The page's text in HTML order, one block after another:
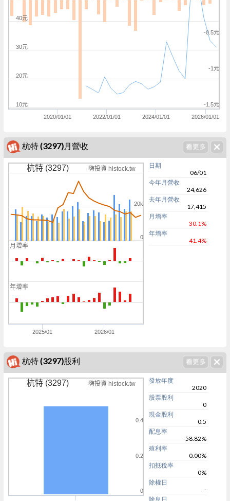
2020/01/01 2022/01/01 2024/01/01 2026/01/01
-1.5元
-1元
-0.5元
10元
20元
30元
40元
杭特 (3297)月營收
月增率
年增率
杭特 (3297) 嗨投資 histock.tw
2025/01 2026/01
0
20k
日期
06/01
今年月營收
24,626
去年月營收
17,415
月增率
30.1%
年增率
41.4%
杭特 (3297)股利
杭特 (3297) 嗨投資 histock.tw
0
0.2
0.4
發放年度
2020
股票股利
0
現金股利
0.5
配息率
-58.82%
殖利率
0.00%
扣抵稅率
0%
除權日
-
除息日